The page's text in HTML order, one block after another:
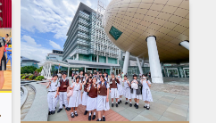
業、會計與財務概論
科及基本商業科於試
後活動期間，特意安
排同學參加由保良局
青年創業服務中心舉